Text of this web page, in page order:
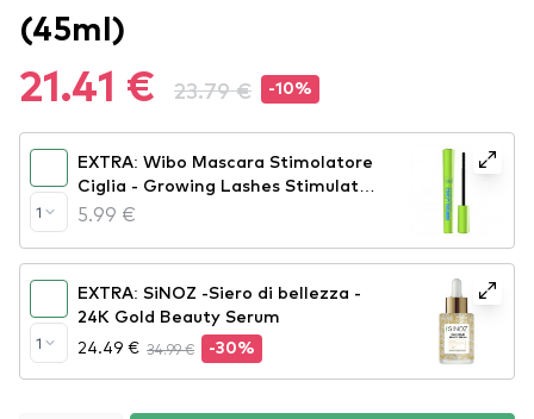
(45ml)
21.41 € 23.79 € -10%
1
EXTRA: Wibo Mascara Stimolatore
Ciglia - Growing Lashes Stimulator
Mascara (OC096)
5.99 €
1
EXTRA: SiNOZ -Siero di bellezza -
24K Gold Beauty Serum
24.49 € 34.99 € -30%